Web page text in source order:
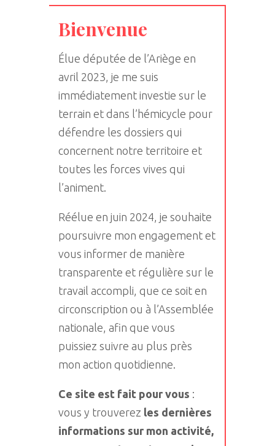
Bienvenue
Élue députée de l’Ariège en
avril 2023, je me suis
immédiatement investie sur le
terrain et dans l’hémicycle pour
défendre les dossiers qui
concernent notre territoire et
toutes les forces vives qui
l’animent.
Réélue en juin 2024, je souhaite
poursuivre mon engagement et
vous informer de manière
transparente et régulière sur le
travail accompli, que ce soit en
circonscription ou à l’Assemblée
nationale, afin que vous
puissiez suivre au plus près
mon action quotidienne.
Ce site est fait pour vous :
vous y trouverez les dernières
informations sur mon activité,